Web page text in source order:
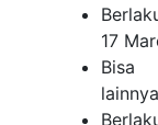
17
Bisa
lainnya